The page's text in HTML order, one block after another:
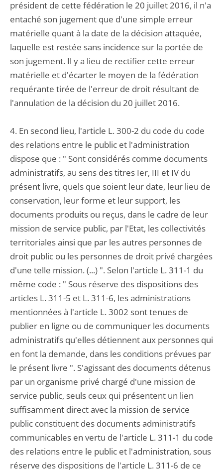
président de cette fédération le 20 juillet 2016, il n'a
entaché son jugement que d'une simple erreur
matérielle quant à la date de la décision attaquée,
laquelle est restée sans incidence sur la portée de
son jugement. Il y a lieu de rectifier cette erreur
matérielle et d'écarter le moyen de la fédération
requérante tirée de l'erreur de droit résultant de
l'annulation de la décision du 20 juillet 2016.
4. En second lieu, l'article L. 300-2 du code du code
des relations entre le public et l'administration
dispose que : " Sont considérés comme documents
administratifs, au sens des titres Ier, III et IV du
présent livre, quels que soient leur date, leur lieu de
conservation, leur forme et leur support, les
documents produits ou reçus, dans le cadre de leur
mission de service public, par l'Etat, les collectivités
territoriales ainsi que par les autres personnes de
droit public ou les personnes de droit privé chargées
d'une telle mission. (...) ". Selon l'article L. 311-1 du
même code : " Sous réserve des dispositions des
articles L. 311-5 et L. 311-6, les administrations
mentionnées à l'article L. 3002 sont tenues de
publier en ligne ou de communiquer les documents
administratifs qu'elles détiennent aux personnes qui
en font la demande, dans les conditions prévues par
le présent livre ". S'agissant des documents détenus
par un organisme privé chargé d'une mission de
service public, seuls ceux qui présentent un lien
suffisamment direct avec la mission de service
public constituent des documents administratifs
communicables en vertu de l'article L. 311-1 du code
des relations entre le public et l'administration, sous
réserve des dispositions de l'article L. 311-6 de ce